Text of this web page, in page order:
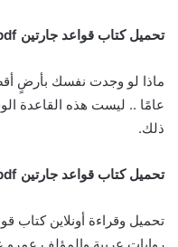
تحميل كتاب قواعد جارتين
ماذا لو وجدت نفسك بأرضٍ
عامًا .. ليست هذه القاعدة
ذلك.
تحميل كتاب قواعد جارتين